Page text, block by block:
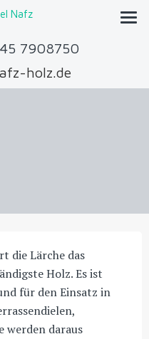
7908750
holz.de
die Lärche das
Holz. Es ist
für den Einsatz in
werden daraus